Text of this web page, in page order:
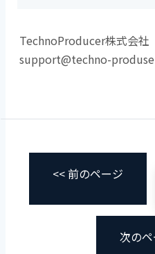
TechnoProducer株式会
support@techno-
<< 前のページ
次の